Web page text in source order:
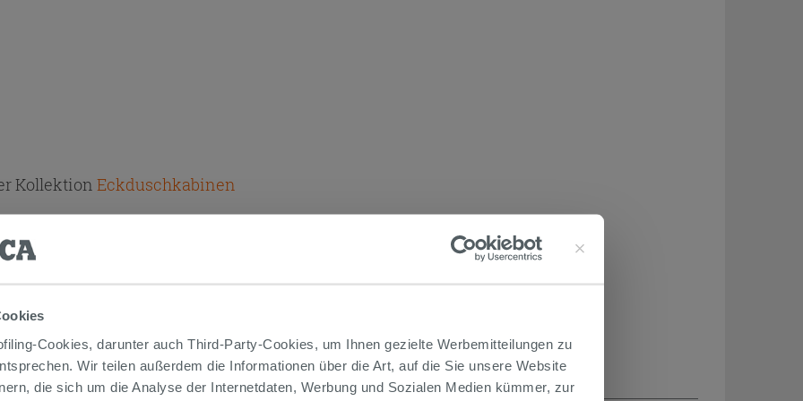
Cookies, darunter auch Third-Party-Cookies, um Ihnen gezielte Werbemitteilungen zu
Wir teilen außerdem die Informationen über die Art, auf die Sie unsere Website
die sich um die Analyse der Internetdaten, Werbung und Sozialen Medien kümmer, zur
Kollektion Eckduschkabinen
shower 2 side